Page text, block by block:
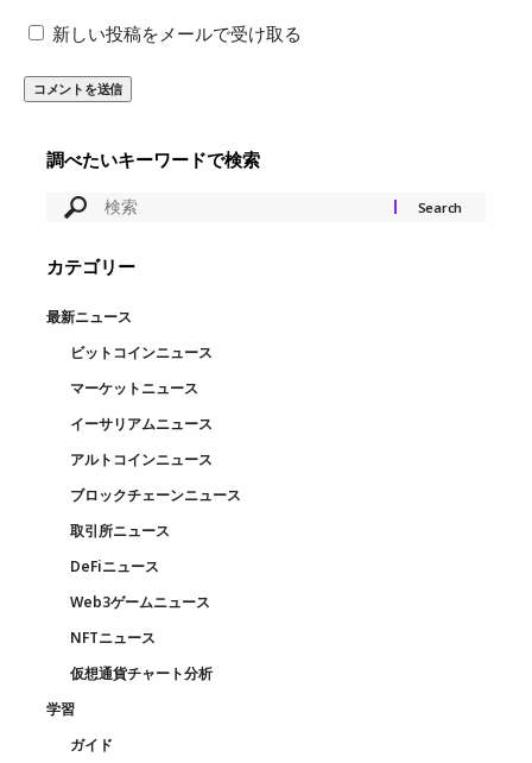
新しい投稿をメールで受け取る
調べたいキーワードで検索
カテゴリー
最新ニュース
ビットコインニュース
マーケットニュース
イーサリアムニュース
アルトコインニュース
ブロックチェーンニュース
取引所ニュース
DeFiニュース
Web3ゲームニュース
NFTニュース
仮想通貨チャート分析
学習
ガイド